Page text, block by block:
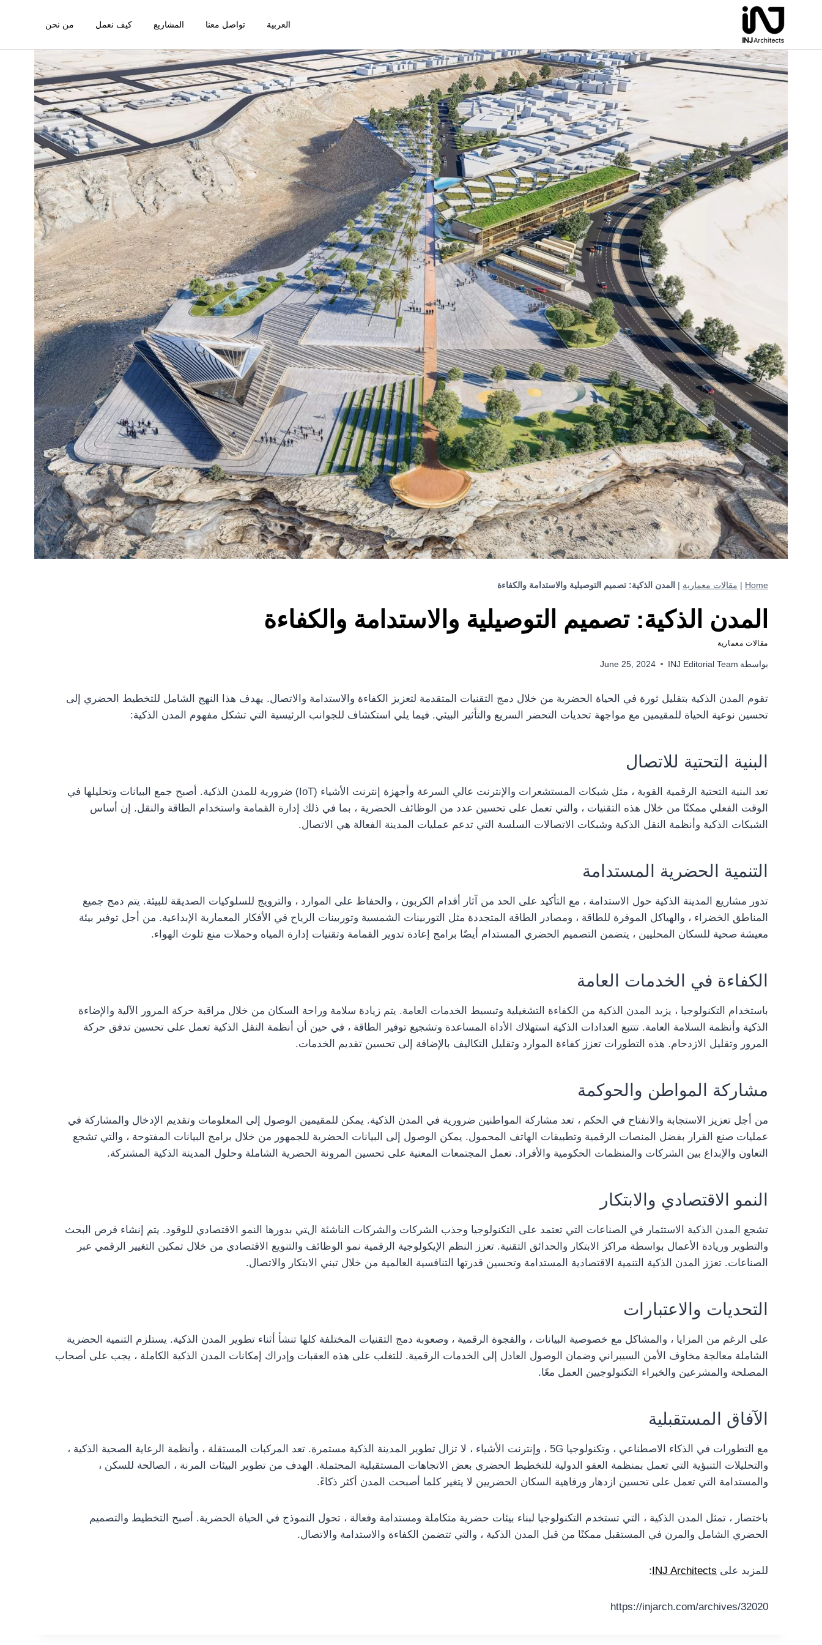
العربية تواصل معنا المشاريع كيف نعمل من نحن
Home
| مقالات معمارية | المدن الذكية: تصميم التوصيلية والاستدامة والكفاءة
المدن الذكية: تصميم التوصيلية والاستدامة والكفاءة
مقالات معمارية
بواسطة INJ Editorial Team
June 25, 2024
تقوم المدن الذكية بتقليل ثورة في الحياة الحضرية من خلال دمج التقنيات المتقدمة لتعزيز الكفاءة والاستدامة والاتصال. يهدف هذا النهج الشامل للتخطيط الحضري إلى
تحسين نوعية الحياة للمقيمين مع مواجهة تحديات التحضر السريع والتأثير البيئي. فيما يلي استكشاف للجوانب الرئيسية التي تشكل مفهوم المدن الذكية:
البنية التحتية للاتصال
تعد البنية التحتية الرقمية القوية ، مثل شبكات المستشعرات والإنترنت عالي السرعة وأجهزة إنترنت الأشياء (IoT) ضرورية للمدن الذكية. أصبح جمع البيانات وتحليلها في
الوقت الفعلي ممكنًا من خلال هذه التقنيات ، والتي تعمل على تحسين عدد من الوظائف الحضرية ، بما في ذلك إدارة القمامة واستخدام الطاقة والنقل. إن أساس
الشبكات الذكية وأنظمة النقل الذكية وشبكات الاتصالات السلسة التي تدعم عمليات المدينة الفعالة هي الاتصال.
التنمية الحضرية المستدامة
تدور مشاريع المدينة الذكية حول الاستدامة ، مع التأكيد على الحد من آثار أقدام الكربون ، والحفاظ على الموارد ، والترويج للسلوكيات الصديقة للبيئة. يتم دمج جميع
المناطق الخضراء ، والهياكل الموفرة للطاقة ، ومصادر الطاقة المتجددة مثل التوربينات الشمسية وتوربينات الرياح في الأفكار المعمارية الإبداعية. من أجل توفير بيئة
معيشة صحية للسكان المحليين ، يتضمن التصميم الحضري المستدام أيضًا برامج إعادة تدوير القمامة وتقنيات إدارة المياه وحملات منع تلوث الهواء.
الكفاءة في الخدمات العامة
باستخدام التكنولوجيا ، يزيد المدن الذكية من الكفاءة التشغيلية وتبسيط الخدمات العامة. يتم زيادة سلامة وراحة السكان من خلال مراقبة حركة المرور الآلية والإضاءة
الذكية وأنظمة السلامة العامة. تتتبع العدادات الذكية استهلاك الأداة المساعدة وتشجيع توفير الطاقة ، في حين أن أنظمة النقل الذكية تعمل على تحسين تدفق حركة
المرور وتقليل الازدحام. هذه التطورات تعزز كفاءة الموارد وتقليل التكاليف بالإضافة إلى تحسين تقديم الخدمات.
مشاركة المواطن والحوكمة
من أجل تعزيز الاستجابة والانفتاح في الحكم ، تعد مشاركة المواطنين ضرورية في المدن الذكية. يمكن للمقيمين الوصول إلى المعلومات وتقديم الإدخال والمشاركة في
عمليات صنع القرار بفضل المنصات الرقمية وتطبيقات الهاتف المحمول. يمكن الوصول إلى البيانات الحضرية للجمهور من خلال برامج البيانات المفتوحة ، والتي تشجع
التعاون والإبداع بين الشركات والمنظمات الحكومية والأفراد. تعمل المجتمعات المعنية على تحسين المرونة الحضرية الشاملة وحلول المدينة الذكية المشتركة.
النمو الاقتصادي والابتكار
تشجع المدن الذكية الاستثمار في الصناعات التي تعتمد على التكنولوجيا وجذب الشركات والشركات الناشئة التي بدورها النمو الاقتصادي للوقود. يتم إنشاء فرص البحث
والتطوير وريادة الأعمال بواسطة مراكز الابتكار والحدائق التقنية. تعزز النظم الإيكولوجية الرقمية نمو الوظائف والتنويع الاقتصادي من خلال تمكين التغيير الرقمي عبر
الصناعات. تعزز المدن الذكية التنمية الاقتصادية المستدامة وتحسين قدرتها التنافسية العالمية من خلال تبني الابتكار والاتصال.
التحديات والاعتبارات
على الرغم من المزايا ، والمشاكل مع خصوصية البيانات ، والفجوة الرقمية ، وصعوبة دمج التقنيات المختلفة كلها تنشأ أثناء تطوير المدن الذكية. يستلزم التنمية الحضرية
الشاملة معالجة مخاوف الأمن السيبراني وضمان الوصول العادل إلى الخدمات الرقمية. للتغلب على هذه العقبات وإدراك إمكانات المدن الذكية الكاملة ، يجب على أصحاب
المصلحة والمشرعين والخبراء التكنولوجيين العمل معًا.
الآفاق المستقبلية
مع التطورات في الذكاء الاصطناعي ، وتكنولوجيا 5G ، وإنترنت الأشياء ، لا تزال تطوير المدينة الذكية مستمرة. تعد المركبات المستقلة ، وأنظمة الرعاية الصحية الذكية ،
والتحليلات التنبؤية التي تعمل بمنظمة العفو الدولية للتخطيط الحضري بعض الاتجاهات المستقبلية المحتملة. الهدف من تطوير البيئات المرنة ، الصالحة للسكن ،
والمستدامة التي تعمل على تحسين ازدهار ورفاهية السكان الحضريين لا يتغير كلما أصبحت المدن أكثر ذكاءً.
باختصار ، تمثل المدن الذكية ، التي تستخدم التكنولوجيا لبناء بيئات حضرية متكاملة ومستدامة وفعالة ، تحول النموذج في الحياة الحضرية. أصبح التخطيط والتصميم
الحضري الشامل والمرن في المستقبل ممكنًا من قبل المدن الذكية ، والتي تتضمن الكفاءة والاستدامة والاتصال.
للمزيد على INJ Architects
:
https://injarch.com/archives/32020